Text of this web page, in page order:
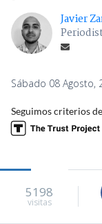
Javier
Sábado 08 Agosto,
Seguimos criterios de
5198
visitas